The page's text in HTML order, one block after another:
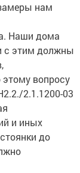
нам
Наши дома
с этим должны
вопросу
2.1.1200-03
и иных
до